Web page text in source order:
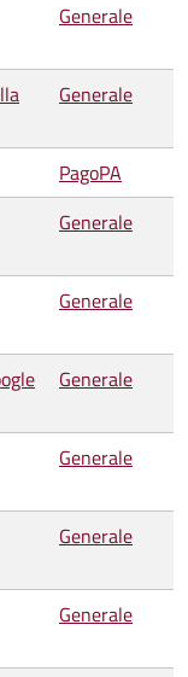
Generale
Generale
PagoPA
Generale
Generale
Generale
Generale
Generale
Generale